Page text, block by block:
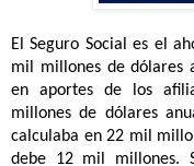
El Seguro Social es el
mil millones de dólares
en aportes de los
millones de dólares
calculaba en 22 mil
debe 12 mil millones.